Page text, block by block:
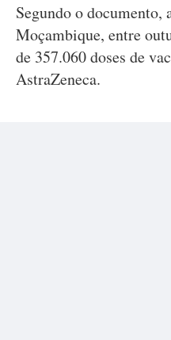
Segundo o documento,
Moçambique, entre
de 357.060 doses de
AstraZeneca.